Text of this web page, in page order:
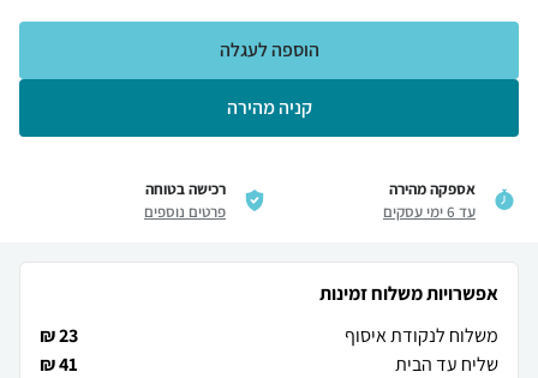
קניה מהירה
הוספה לעגלה
אספקה מהירה
עד 6 ימי עסקים
רכישה בטוחה
פרטים נוספים
אפשרויות משלוח זמינות
משלוח לנקודת איסוף
23 ₪
שליח עד הבית
41 ₪